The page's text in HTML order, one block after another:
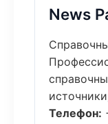
News
Телефон: